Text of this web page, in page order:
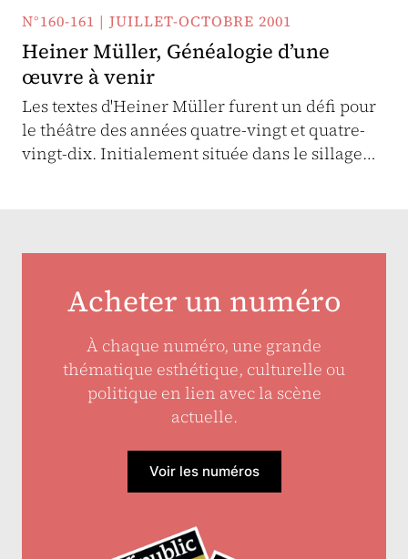
N°160-161 | JUILLET-OCTOBRE 2001
Heiner Müller, Généalogie d’une
œuvre à venir
Les textes d'Heiner Müller furent un défi pour
le théâtre des années quatre-vingt et quatre-
vingt-dix. Initialement située dans le sillage…
Acheter un numéro
À chaque numéro, une grande
thématique esthétique, culturelle ou
politique en lien avec la scène
actuelle.
Voir les numéros